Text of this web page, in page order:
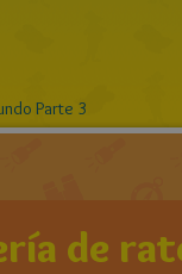
Parte 3
de